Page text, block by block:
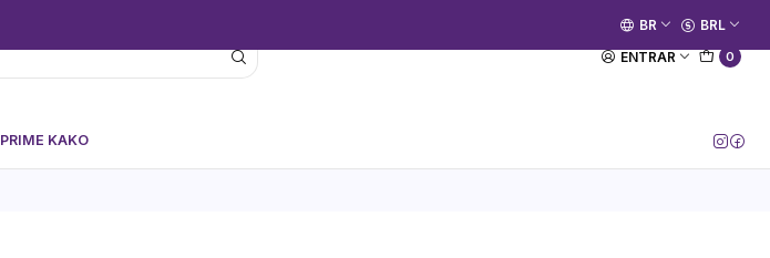
ENTRAR 0
PRIME KAKO
[Entrar no Canal]
BR BRL